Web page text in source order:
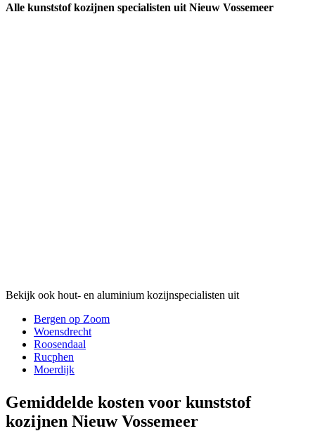
Alle kunststof kozijnen specialisten uit Nieuw Vossemeer
Bekijk ook hout- en aluminium kozijnspecialisten uit
Bergen op Zoom
Woensdrecht
Roosendaal
Rucphen
Moerdijk
Gemiddelde kosten voor kunststof
kozijnen Nieuw Vossemeer